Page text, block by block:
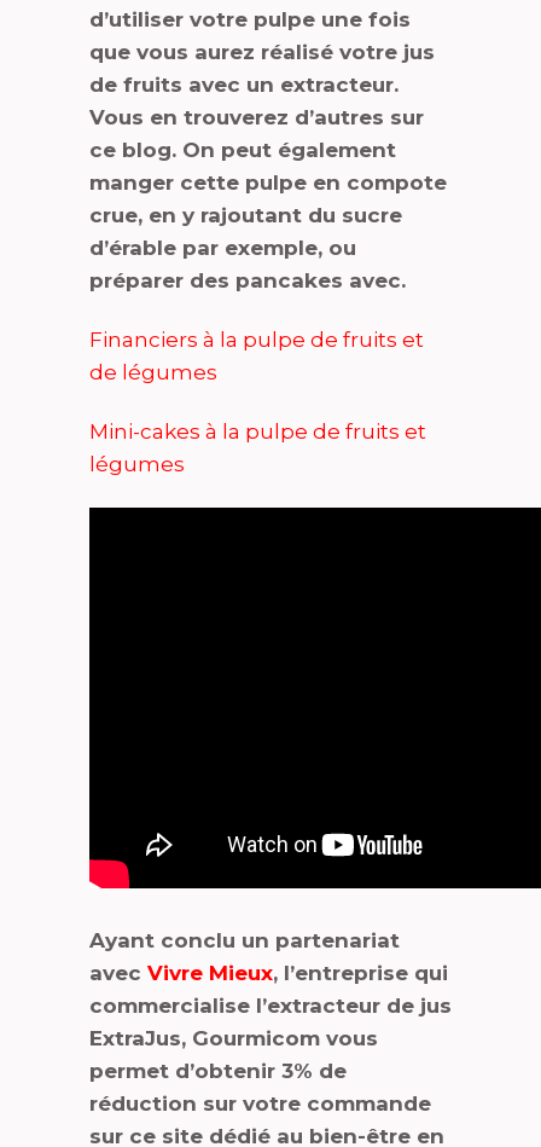
d’utiliser votre pulpe une fois
que vous aurez réalisé votre jus
de fruits avec un extracteur.
Vous en trouverez d’autres sur
ce blog. On peut également
manger cette pulpe en compote
crue, en y rajoutant du sucre
d’érable par exemple, ou
préparer des pancakes avec.
Financiers à la pulpe de fruits et
de légumes
Mini-cakes à la pulpe de fruits et
légumes
Ayant conclu un partenariat
avec Vivre Mieux, l’entreprise qui
commercialise l’extracteur de jus
ExtraJus, Gourmicom vous
permet d’obtenir 3% de
réduction sur votre commande
sur ce site dédié au bien-être en